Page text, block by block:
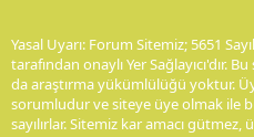
Yasal Uyarı: Forum Sitemiz; 5651
tarafından onaylı Yer Sağlayıcı'dır.
da araştırma yükümlülüğü yoktur.
sorumludur ve siteye üye olmak ile
sayılırlar. Sitemiz kar amacı